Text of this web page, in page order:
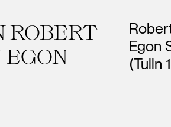
ROBERT
EGON
Egon
(Tulln